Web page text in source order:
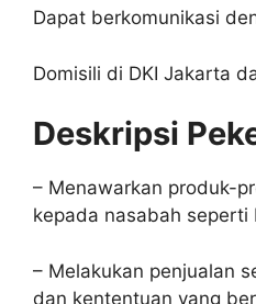
Dapat berkomunikasi
Domisili di DKI Jakarta
Deskripsi
– Menawarkan produk-
kepada nasabah seperti
– Melakukan penjualan
dan kententuan yang